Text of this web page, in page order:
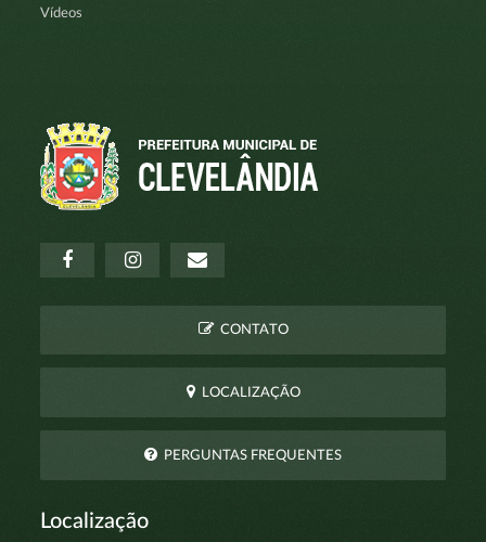
Vídeos
CONTATO
LOCALIZAÇÃO
PERGUNTAS FREQUENTES
Localização